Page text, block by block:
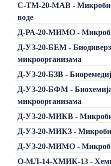
C-ТМ-20-МАВ -
воде
Д-РА-20-МИМО -
Д-УЗ-20-БЕМ -
микроорганизама
Д-УЗ-20-БЗВ -
Д-УЗ-20-БФМ - Биохемија
микроорганизама
Д-УЗ-20-МИКВ -
Д-УЗ-20-МИКЗ -
Д-УЗ-20-МИМО -
О-МЛ-14-ХМИК-13 -